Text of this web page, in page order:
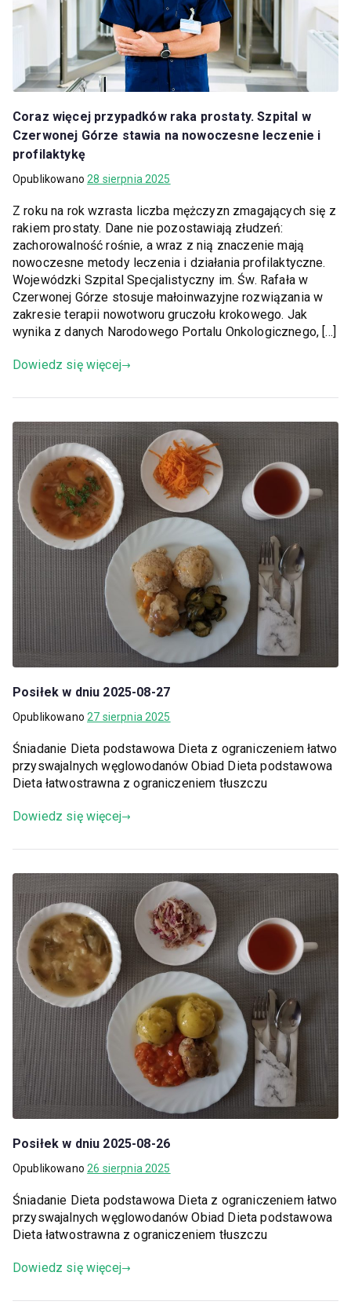
Coraz więcej przypadków raka prostaty. Szpital w
Czerwonej Górze stawia na nowoczesne leczenie i
profilaktykę
Opublikowano28 sierpnia 2025
Z roku na rok wzrasta liczba mężczyzn zmagających się z
rakiem prostaty. Dane nie pozostawiają złudzeń:
zachorowalność rośnie, a wraz z nią znaczenie mają
nowoczesne metody leczenia i działania profilaktyczne.
Wojewódzki Szpital Specjalistyczny im. Św. Rafała w
Czerwonej Górze stosuje małoinwazyjne rozwiązania w
zakresie terapii nowotworu gruczołu krokowego. Jak
wynika z danych Narodowego Portalu Onkologicznego, […]
Dowiedz się więcej
Posiłek w dniu 2025-08-27
Opublikowano27 sierpnia 2025
Śniadanie Dieta podstawowa Dieta z ograniczeniem łatwo
przyswajalnych węglowodanów Obiad Dieta podstawowa
Dieta łatwostrawna z ograniczeniem tłuszczu
Dowiedz się więcej
Posiłek w dniu 2025-08-26
Opublikowano26 sierpnia 2025
Śniadanie Dieta podstawowa Dieta z ograniczeniem łatwo
przyswajalnych węglowodanów Obiad Dieta podstawowa
Dieta łatwostrawna z ograniczeniem tłuszczu
Dowiedz się więcej